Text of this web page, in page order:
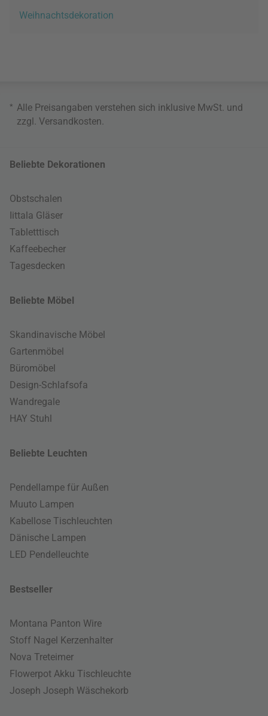
Weihnachtsdekoration
* Alle Preisangaben verstehen sich inklusive MwSt. und
zzgl. Versandkosten.
Beliebte Dekorationen
Obstschalen
Iittala Gläser
Tabletttisch
Kaffeebecher
Tagesdecken
Beliebte Möbel
Skandinavische Möbel
Gartenmöbel
Büromöbel
Design-Schlafsofa
Wandregale
HAY Stuhl
Beliebte Leuchten
Pendellampe für Außen
Muuto Lampen
Kabellose Tischleuchten
Dänische Lampen
LED Pendelleuchte
Bestseller
Montana Panton Wire
Stoff Nagel Kerzenhalter
Nova Treteimer
Flowerpot Akku Tischleuchte
Joseph Joseph Wäschekorb